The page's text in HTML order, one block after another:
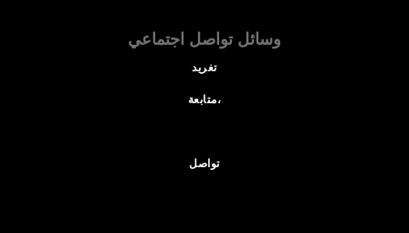
وسائل تواصل اجتماعي
تغريد
متابعة،
تواصل